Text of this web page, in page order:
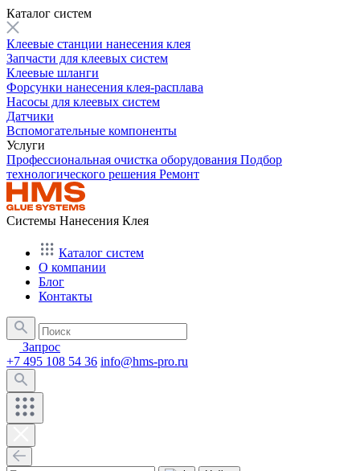
Каталог систем
Клеевые станции нанесения клея
Запчасти для клеевых систем
Клеевые шланги
Форсунки нанесения клея-расплава
Насосы для клеевых систем
Датчики
Вспомогательные компоненты
Услуги
Профессиональная очистка оборудования Подбор
технологического решения Ремонт
Системы Нанесения Клея
Каталог систем
О компании
Блог
Контакты
Запрос
+7 495 108 54 36 info@hms-pro.ru